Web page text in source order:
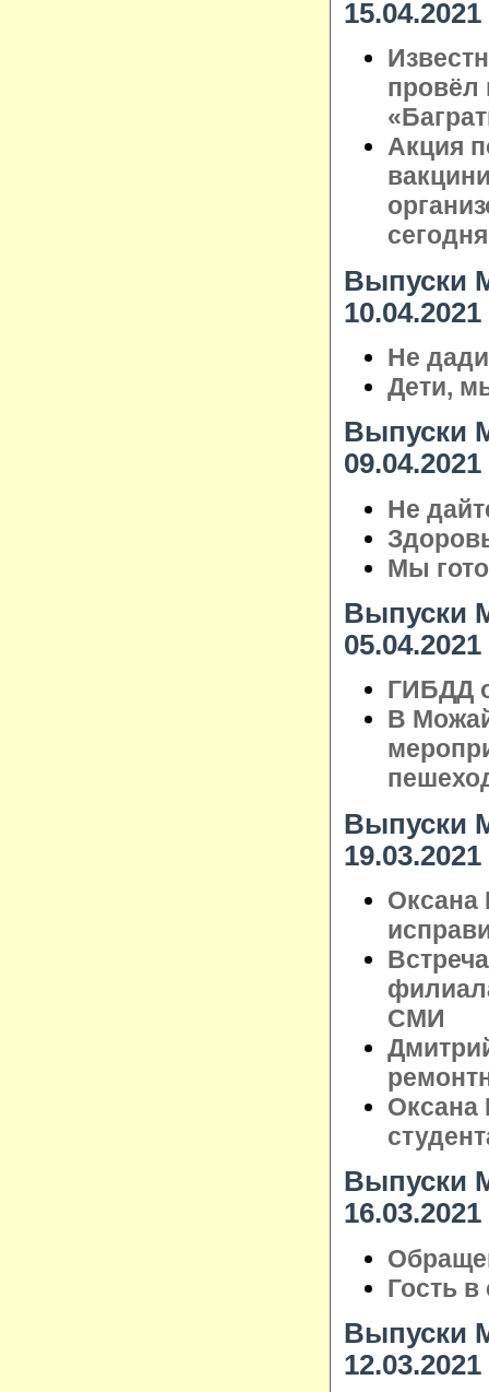
15.04.2021
провёл
Акция
Выпуски
10.04.2021
Не
Дети,
Выпуски
09.04.2021
Не
Мы
Выпуски
05.04.2021
ГИБДД
В
Выпуски
19.03.2021
Оксана
СМИ
Оксана
Выпуски
16.03.2021
Гость
Выпуски
12.03.2021